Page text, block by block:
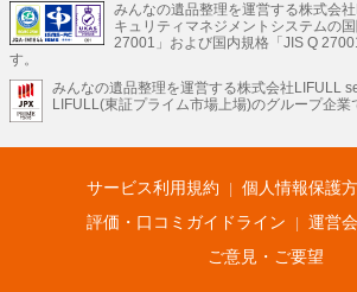
不動産・住宅
引越し 老人ホーム 地方創生
不動産クラウドファンディング 遺品整理 老後
LIFULL HOME'Sのサービス
不動産・住宅
不動産査定 マンション専門売却査定 不動産投
不動産アーカイブ
空き家バンク 家賃相場 不
不動産用語集 住まいのお役立ち情報
LIFULL
アプリ 不動産データ 不動産転職
みんなの遺品整理を運営する株式会
キュリティマネジメントシステムの
27001」および国内規格「JIS Q
す。
みんなの遺品整理を運営する株式会社LIFULL
LIFULL(東証プライム市場上場)のグループ企業
サービス利用規約
個人情報保護
評価・口コミガイドライン
運営
ご意見・ご要望